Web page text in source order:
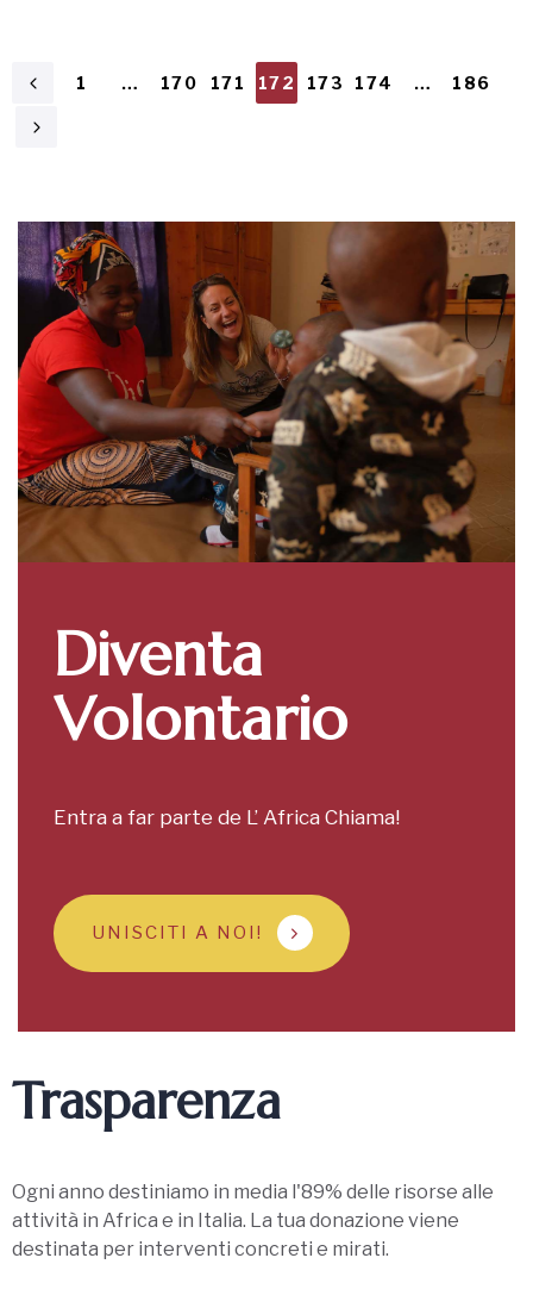
1 … 170 171 172 173 174 … 186
Diventa
Volontario
Entra a far parte de L’ Africa Chiama!
UNISCITI A NOI!
Trasparenza
Ogni anno destiniamo in media l'89% delle risorse alle
attività in Africa e in Italia. La tua donazione viene
destinata per interventi concreti e mirati.